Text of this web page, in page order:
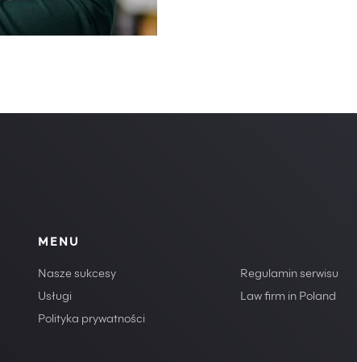
MENU
Nasze sukcesy
Usługi
Polityka prywatności
Regulamin serwisu
Law firm in Poland